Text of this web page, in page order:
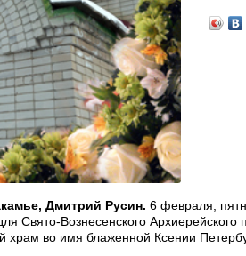
Дмитрий Русин. 6 февраля,
Свято-Вознесенского Архиерейского
храм во имя блаженной Ксении